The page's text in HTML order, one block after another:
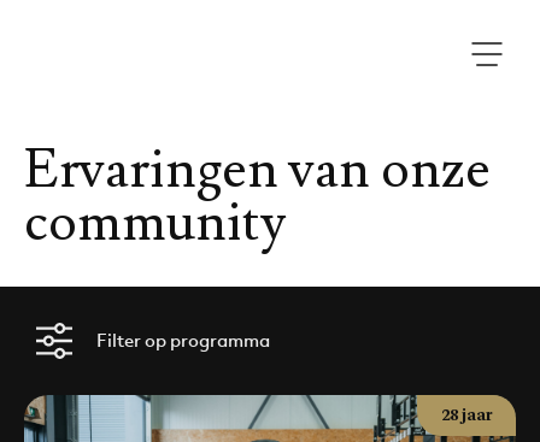
Ervaringen van onze
community
Filter op programma
28 jaar